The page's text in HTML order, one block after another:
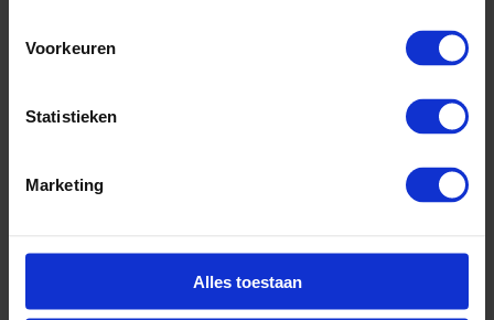
Voorkeuren
Statistieken
Marketing
Alles toestaan
Waterstof